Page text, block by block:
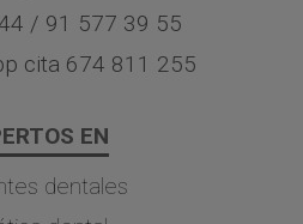
/ 91 577 39 55
cita 674 811 255
EN
dentales